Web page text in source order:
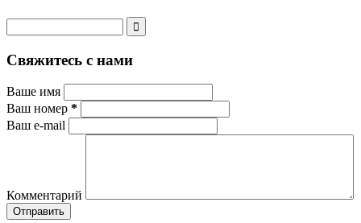
Свяжитесь с нами
Ваше имя
Ваш номер *
Ваш e-mail
Комментарий